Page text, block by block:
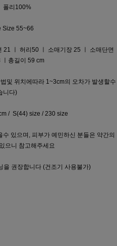
폴리100%
Size 55~66
ㅣ 허리50 ㅣ 소매기장 25 ㅣ 소매단면
ㅣ총길이 59 cm
및 위치에따라 1~3cm의 오차가 발생할수
니다)
/ S(44) size / 230 size
있으며, 피부가 예민하신 분들은 약간의
으니 참고해주세요
을 권장합니다 (건조기 사용불가)